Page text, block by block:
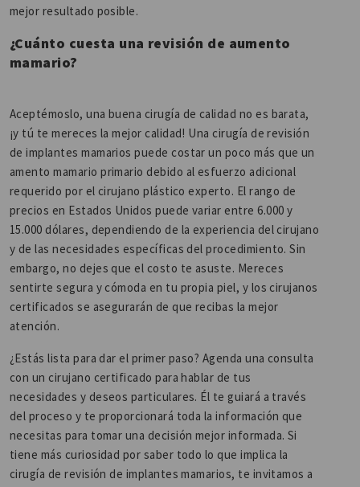
mejor resultado posible.
¿Cuánto cuesta una revisión de aumento
mamario?
Aceptémoslo, una buena cirugía de calidad no es barata,
¡y tú te mereces la mejor calidad! Una cirugía de revisión
de implantes mamarios puede costar un poco más que un
amento mamario primario debido al esfuerzo adicional
requerido por el cirujano plástico experto. El rango de
precios en Estados Unidos puede variar entre 6.000 y
15.000 dólares, dependiendo de la experiencia del cirujano
y de las necesidades específicas del procedimiento. Sin
embargo, no dejes que el costo te asuste. Mereces
sentirte segura y cómoda en tu propia piel, y los cirujanos
certificados se asegurarán de que recibas la mejor
atención.
¿Estás lista para dar el primer paso? Agenda una consulta
con un cirujano certificado para hablar de tus
necesidades y deseos particulares. Él te guiará a través
del proceso y te proporcionará toda la información que
necesitas para tomar una decisión mejor informada. Si
tiene más curiosidad por saber todo lo que implica la
cirugía de revisión de implantes mamarios, te invitamos a